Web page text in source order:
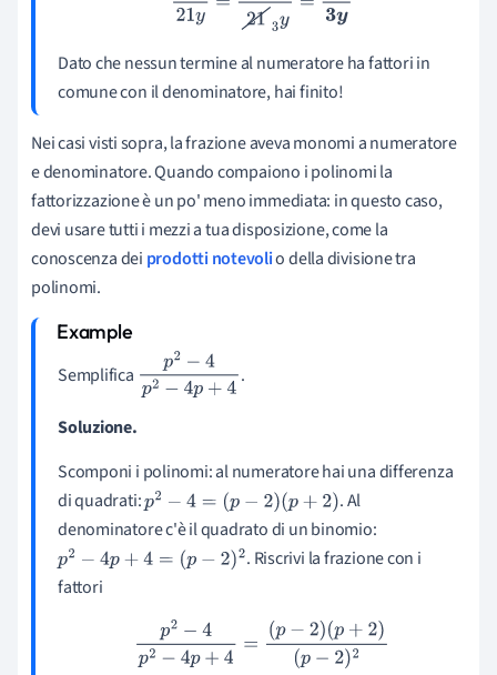
Dato che nessun termine al numeratore ha fattori in
comune con il denominatore, hai finito!
Nei casi visti sopra, la frazione aveva monomi a numeratore
e denominatore. Quando compaiono i polinomi la
fattorizzazione è un po' meno immediata: in questo caso,
devi usare tutti i mezzi a tua disposizione, come la
conoscenza dei prodotti notevolio della divisione tra
polinomi.
Semplifica p2−4p2−4p+4 .
Soluzione.
Scomponi i polinomi: al numeratore hai una differenza
di quadrati:p2 −4=(p−2 )(p +2
. Al
denominatore c'è il quadrato di un binomio:
p2 −4p+4=(p−2)2
. Riscrivi la frazione con i
fattori
2−4 p2 −4 4=( −2)(p +2)(p −2) 2